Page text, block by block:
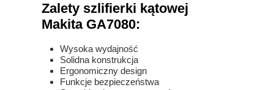
Zalety szlifierki kątowej
Makita GA7080:
Wysoka wydajność
Solidna konstrukcja
Ergonomiczny design
Funkcje bezpieczeństwa